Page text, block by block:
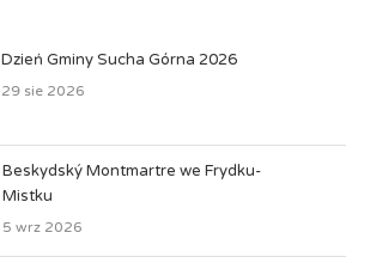
Dzień Gminy Sucha Górna 2026
29 sie 2026
Beskydský Montmartre we Frydku-
Mistku
5 wrz 2026